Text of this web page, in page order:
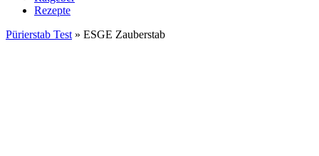
Rezepte
Pürierstab Test » ESGE Zauberstab